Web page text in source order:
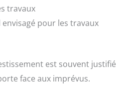
travaux
pour les travaux
est souvent justifié
face aux imprévus.